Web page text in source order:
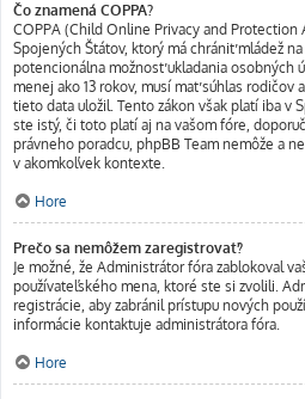
Čo znamená COPPA?
COPPA (Child Online Privacy and Protection
Spojených Štátov, ktorý má chrániť mládež
potencionálna možnosť ukladania osobných
menej ako 13 rokov, musí mať súhlas rodičov
tieto data uložil. Tento zákon však platí iba v
ste istý, či toto platí aj na vašom fóre,
právneho poradcu, phpBB Team nemôže a
v akomkoľvek kontexte.
Hore
Prečo sa nemôžem zaregistrovať?
Je možné, že Administrátor fóra zablokoval
používateľského mena, ktoré ste si zvolili.
registrácie, aby zabránil prístupu nových
informácie kontaktuje administrátora fóra.
Hore